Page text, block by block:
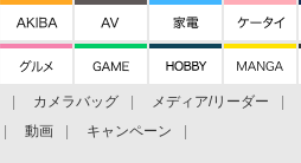
カメラバッグ メディア/リーダー
動画 キャンペーン